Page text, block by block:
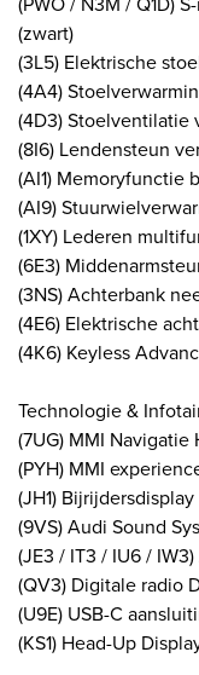
(zwart)
(3L5) Elektrische
(4A4)
(4D3) Stoelventilatie
(8I6) Lendensteun
(AI1) Memoryfunctie
(AI9)
(1XY) Lederen
(6E3)
(3NS) Achterbank
(4E6) Elektrische
(4K6) Keyless
Technologie &
(7UG) MMI Navigatie
(PYH) MMI
(JH1) Bijrijdersdisplay
(9VS) Audi Sound
(JE3 / IT3 / IU6 /
(QV3) Digitale radio
(U9E) USB-C
(KS1) Head-Up